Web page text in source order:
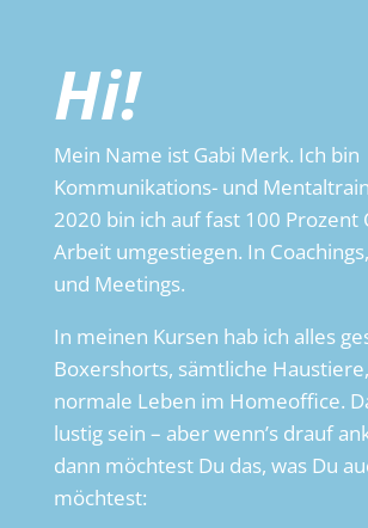
Hi!
Mein Name ist Gabi Merk. Ich bin
Kommunikations- und
2020 bin ich auf fast 100 Prozent
Arbeit umgestiegen. In
und Meetings.
In meinen Kursen hab ich alles
Boxershorts, sämtliche
normale Leben im Homeoffice.
lustig sein – aber wenn’s drauf
dann möchtest Du das, was Du
möchtest: